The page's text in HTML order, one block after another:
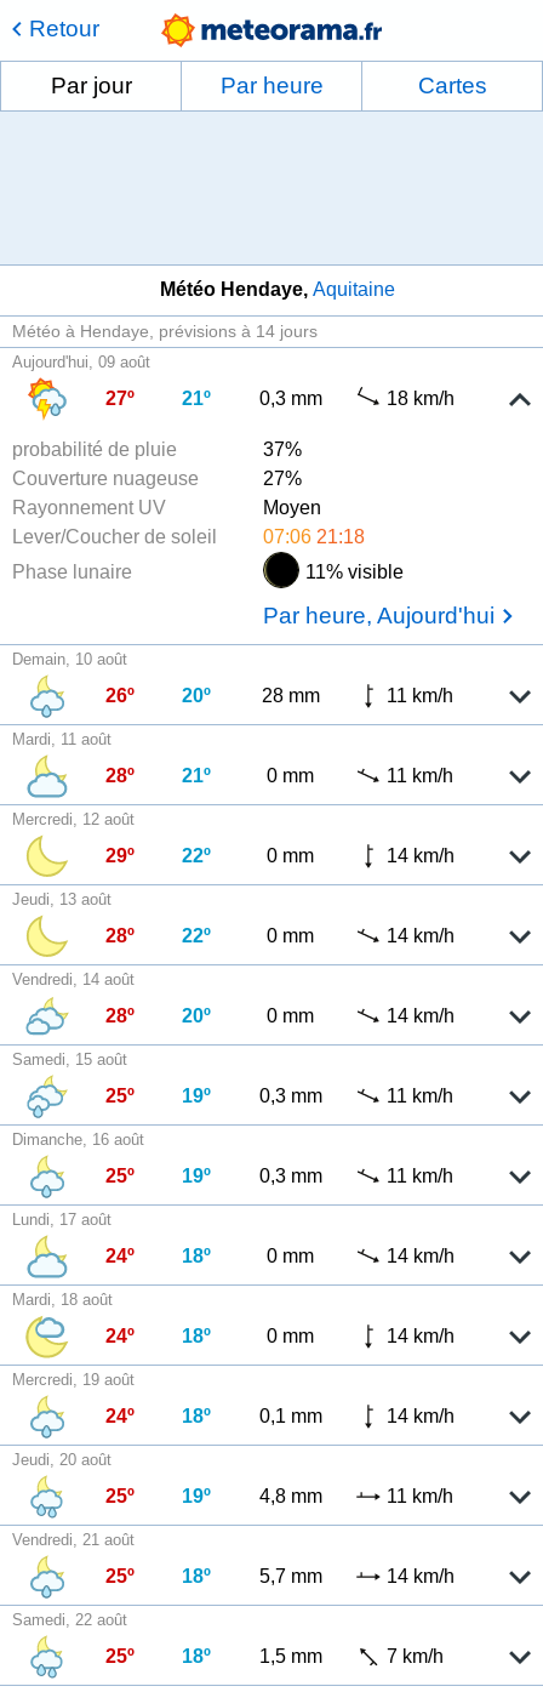
Retour
Par jour Par heure Cartes
Météo Hendaye Aquitaine
Météo à Hendaye prévisions à 14 jours
Aujourd'hui, 09 août
27º 21º 0,3 mm 18 km/h
probabilité de pluie
37%
Couverture nuageuse
27%
Rayonnement UV
Moyen
Lever/Coucher de soleil
07:06 21:18
Phase lunaire
11% visible
Par heure, Aujourd'hui
Demain, 10 août
26º 20º 28 mm 11 km/h
Mardi, 11 août
28º 21º 0 mm 11 km/h
Mercredi, 12 août
29º 22º 0 mm 14 km/h
Jeudi, 13 août
28º 22º 0 mm 14 km/h
Vendredi, 14 août
28º 20º 0 mm 14 km/h
Samedi, 15 août
25º 19º 0,3 mm 11 km/h
Dimanche, 16 août
25º 19º 0,3 mm 11 km/h
Lundi, 17 août
24º 18º 0 mm 14 km/h
Mardi, 18 août
24º 18º 0 mm 14 km/h
Mercredi, 19 août
24º 18º 0,1 mm 14 km/h
Jeudi, 20 août
25º 19º 4,8 mm 11 km/h
Vendredi, 21 août
25º 18º 5,7 mm 14 km/h
Samedi, 22 août
25º 18º 1,5 mm 7 km/h